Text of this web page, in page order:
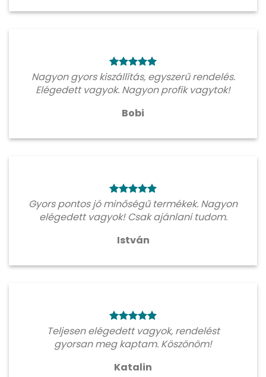
Nagyon gyors kiszállítás, egyszerű rendelés.
Elégedett vagyok. Nagyon profik vagytok!
Bobi
Gyors pontos jó minőségű termékek. Nagyon
elégedett vagyok! Csak ajánlani tudom.
István
Teljesen elégedett vagyok, rendelést
gyorsan meg kaptam. Köszönöm!
Katalin